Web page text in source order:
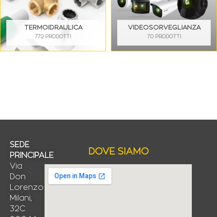
TERMOIDRAULICA
772 PRODOTTI
VIDEOSORVEGLIANZA
70 PRODOTTI
SEDE
PRINCIPALE
Via
Don
Lorenzo
Milani,
32C
DOVE SIAMO